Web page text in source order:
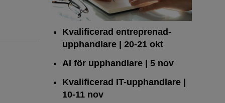
Kvalificerad entreprenad­
upphandlare
| 20-21 okt
AI för upphandlare | 5 nov
Kvalificerad IT-upphandlare |
10-11 nov